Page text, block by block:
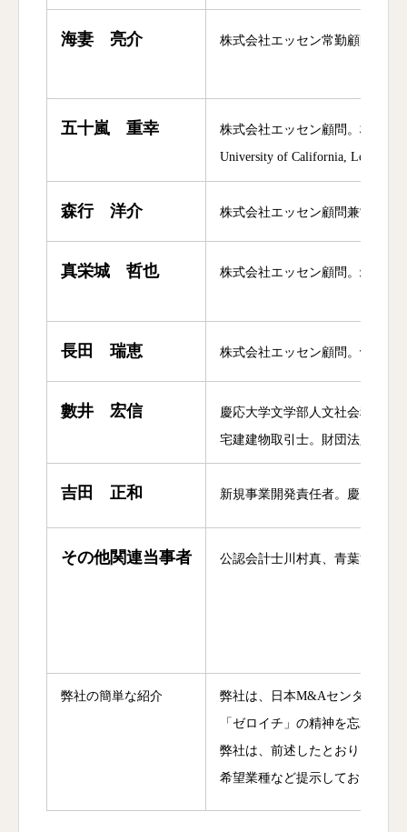
海妻 亮介 株式会社エッセン常勤顧問及び
五十嵐 重幸
株式会社エッセン顧問。株式会
University of California, Los
森行 洋介 株式会社エッセン顧問兼営業本
真栄城 哲也 株式会社エッセン顧問。 筑波大
長田 瑞恵 株式会社エッセン顧問。 十文字
數井 宏信
慶応大学文学部人文社会科学卒
宅建建物取引士。財団法人日本
吉田 正和 新規事業開発責任者。慶應大学
その他関連当事者 公認会計士川村真、青葉法律事
弊社の簡単な紹介
弊社は、日本M&Aセンターのグ
「ゼロイチ」の精神を忘れず
弊社は、前述したとおり、買収
希望業種など提示しております